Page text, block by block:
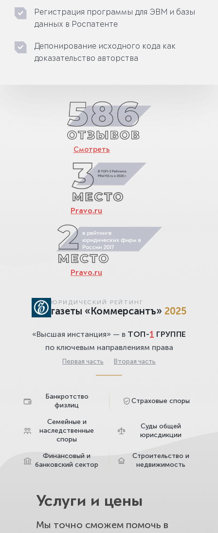
Регистрация программы для ЭВМ и базы
данных в Роспатенте
Депонирование исходного кода как
доказательство авторства
Смотреть
Pravo.ru
Pravo.ru
ЮРИДИЧЕСКИЙ РЕЙТИНГ
газеты «Коммерсантъ» 2025
«Высшая инстанция» — в ТОП-1 ГРУППЕ
по ключевым направлениям права
Первая часть Вторая часть
Банкротство
физлиц
Страховые споры
Семейные и
наследственные
споры
Суды общей
юрисдикции
Финансовый и
банковский сектор
Строительство и
недвижимость
Услуги и цены
Мы точно сможем помочь в